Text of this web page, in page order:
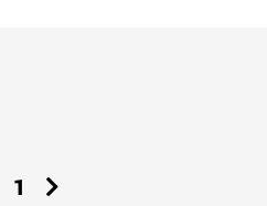
1